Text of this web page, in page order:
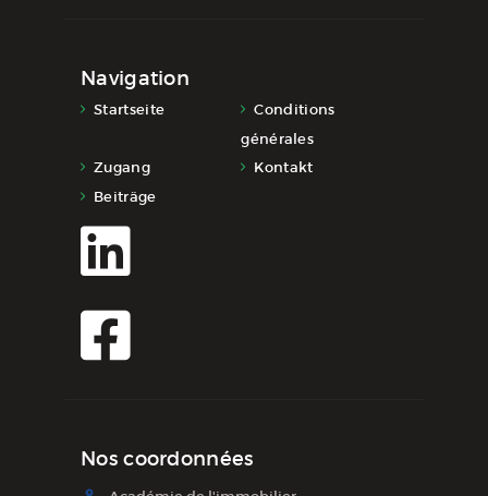
Navigation
Startseite
Conditions
générales
Zugang
Kontakt
Beiträge
Nos coordonnées